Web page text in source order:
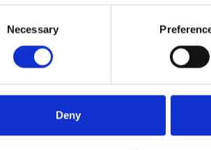
Necessary
Deny
Die Rechtsgrundlage ist möglicherweise
oder vertragliche Maßnahmen
sofern Nutzer der Verarbeitung eingewilligt
Berechtigtes Interesse
Unser berechtigtes Interesse an der
umfassenden Beratung zu unseren